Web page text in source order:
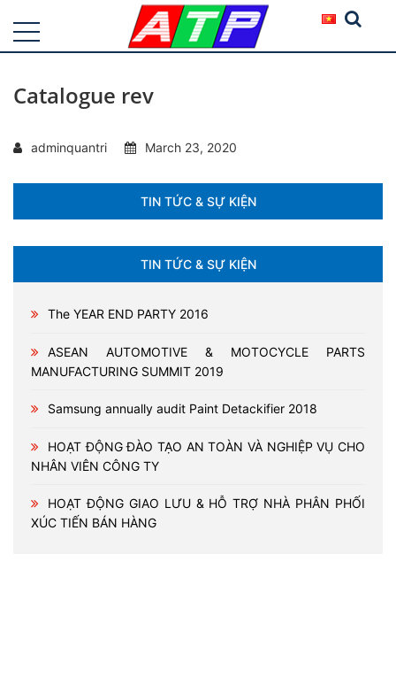
TIN TỨC & SỰ KIỆN
TIN TỨC & SỰ KIỆN
The YEAR END PARTY 2016
ASEAN AUTOMOTIVE & MOTOCYCLE PARTS
MANUFACTURING SUMMIT 2019
Samsung annually audit Paint Detackifier 2018
HOẠT ĐỘNG ĐÀO TẠO AN TOÀN VÀ NGHIỆP VỤ CHO
NHÂN VIÊN CÔNG TY
HOẠT ĐỘNG GIAO LƯU & HỖ TRỢ NHÀ PHÂN PHỐI
XÚC TIẾN BÁN HÀNG
Catalogue rev
adminquantri March 23, 2020